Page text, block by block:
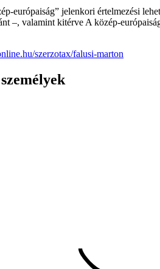
európaiság” jelenkori értelmezési
–, valamint kitérve A közép-
szerzotax/falusi-marton